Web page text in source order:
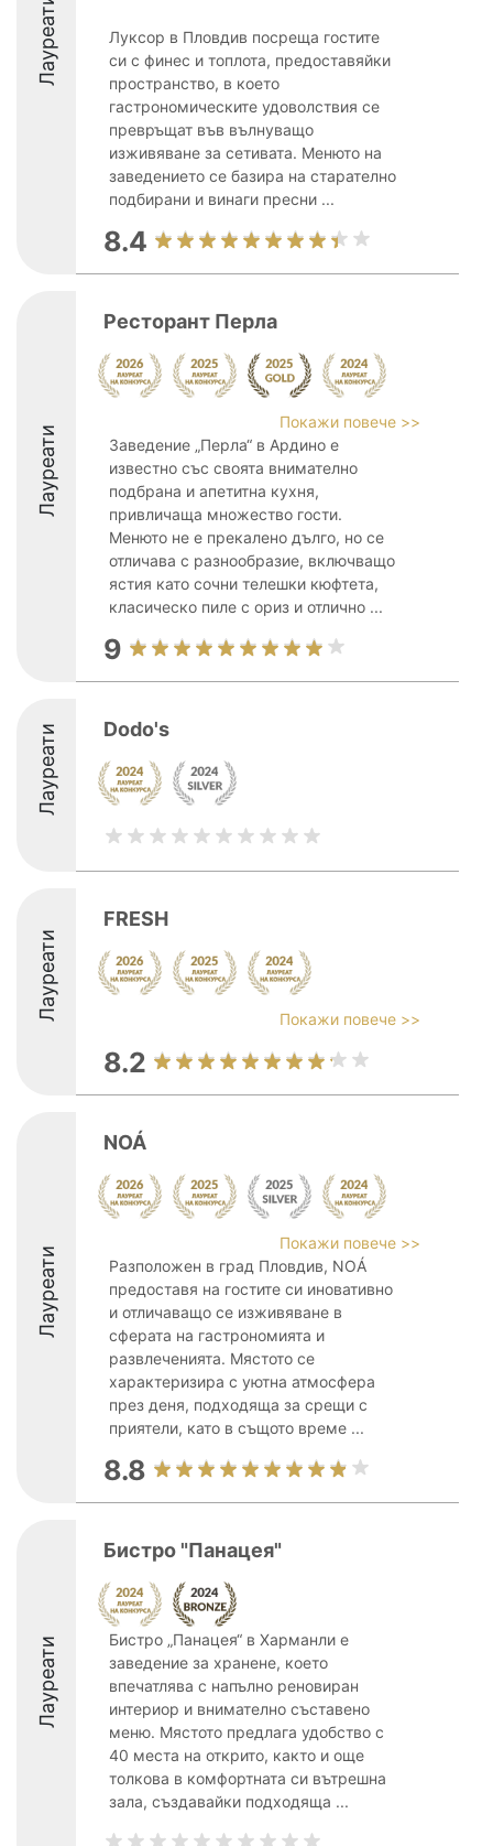
Лауреати
Луксор в Пловдив посреща гостите
си с финес и топлота, предоставяйки
пространство, в което
гастрономическите удоволствия се
превръщат във вълнуващо
изживяване за сетивата. Менюто на
заведението се базира на старателно
подбирани и винаги пресни ...
8.4
Лауреати
Ресторант Перла
Покажи повече >>
Заведение „Перла“ в Ардино е
известно със своята внимателно
подбрана и апетитна кухня,
привличаща множество гости.
Менюто не е прекалено дълго, но се
отличава с разнообразие, включващо
ястия като сочни телешки кюфтета,
класическо пиле с ориз и отлично ...
9
Лауреати Dodo's
Лауреати
FRESH
Покажи повече >>
8.2
Лауреати
NOÁ
Покажи повече >>
Разположен в град Пловдив, NOÁ
предоставя на гостите си иновативно
и отличаващо се изживяване в
сферата на гастрономията и
развлеченията. Мястото се
характеризира с уютна атмосфера
през деня, подходяща за срещи с
приятели, като в същото време ...
8.8
Лауреати
Бистро "Панацея"
Бистро „Панацея“ в Харманли е
заведение за хранене, което
впечатлява с напълно реновиран
интериор и внимателно съставено
меню. Мястото предлага удобство с
40 места на открито, както и още
толкова в комфортната си вътрешна
зала, създавайки подходяща ...